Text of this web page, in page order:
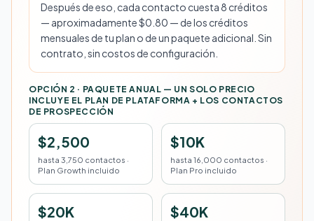
Después de eso, cada contacto cuesta 8 créditos
— aproximadamente $0.80 — de los créditos
mensuales de tu plan o de un paquete adicional. Sin
contrato, sin costos de configuración.
OPCIÓN 2 · PAQUETE ANUAL — UN SOLO PRECIO
INCLUYE EL PLAN DE PLATAFORMA + LOS CONTACTOS
DE PROSPECCIÓN
$2,500
hasta 3,750 contactos ·
Plan Growth incluido
$10K
hasta 16,000 contactos ·
Plan Pro incluido
$20K $40K